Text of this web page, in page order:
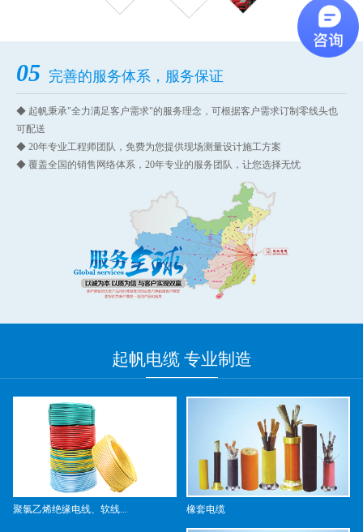
05 完善的服务体系，服务保证
◆ 起帆秉承"全力满足客户需求"的服务理念，可根据客户需求订制零线头也
可配送
◆ 20年专业工程师团队，免费为您提供现场测量设计施工方案
◆ 覆盖全国的销售网络体系，20年专业的服务团队，让您选择无忧
起帆电缆 专业制造
聚氯乙烯绝缘电线、软线... 橡套电缆